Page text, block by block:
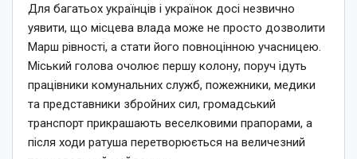
Для багатьох українців і українок досі незвично
уявити, що місцева влада може не просто дозволити
Марш рівності, а стати його повноцінною учасницею.
Міський голова очолює першу колону, поруч ідуть
працівники комунальних служб, пожежники, медики
та представники збройних сил, громадський
транспорт прикрашають веселковими прапорами, а
після ходи ратуша перетворюється на величезний